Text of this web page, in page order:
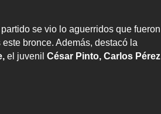
se vio lo aguerridos que fueron
bronce. Además, destacó la
el juvenil César Pinto, Carlos Pérez